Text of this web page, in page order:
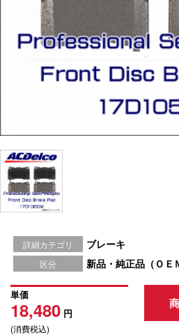
詳細カテゴリ ブレーキ
区分 新品・純正品（ＯＥ
単価
18,480 円
(消費税込)